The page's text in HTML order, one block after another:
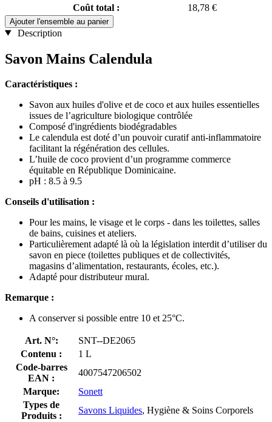
Coût total :
18,78 €
Ajouter l'ensemble au panier
Description
Savon Mains Calendula
Caractéristiques :
Savon aux huiles d'olive et de coco et aux huiles essentielles
issues de l’agriculture biologique contrôlée
Composé d'ingrédients biodégradables
Le calendula est doté d’un pouvoir curatif anti-inflammatoire
facilitant la régénération des cellules.
L’huile de coco provient d’un programme commerce
équitable en République Dominicaine.
pH : 8.5 à 9.5
Conseils d'utilisation :
Pour les mains, le visage et le corps - dans les toilettes, salles
de bains, cuisines et ateliers.
Particulièrement adapté là où la législation interdit d’utiliser du
savon en piece (toilettes publiques et de collectivités,
magasins d’alimentation, restaurants, écoles, etc.).
Adapté pour distributeur mural.
Remarque :
A conserver si possible entre 10 et 25°C.
Art. N°:
SNT--DE2065
Contenu :
1 L
Code-barres
EAN :
4007547206502
Marque:
Sonett
Types de
Produits :
Savons Liquides, Hygiène & Soins Corporels